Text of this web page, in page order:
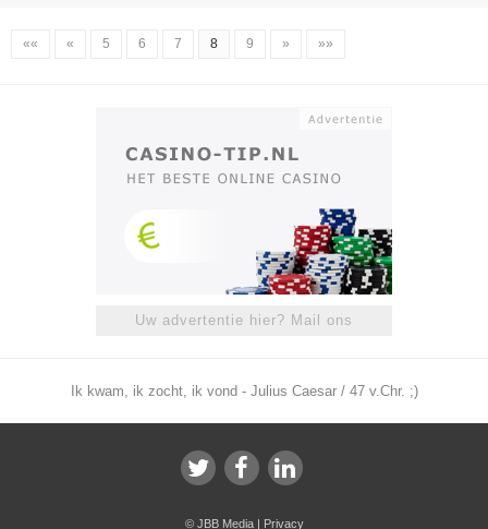
«« « 5 6 7 8 9 » »»
Uw advertentie hier? Mail ons
Ik kwam, ik zocht, ik vond - Julius Caesar / 47 v.Chr. ;)
© JBB Media| Privacy